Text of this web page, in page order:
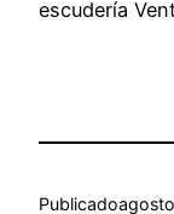
escudería
Publicado